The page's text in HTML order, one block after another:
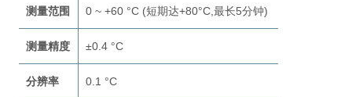
测量范围 0 ~ +60 °C (短期达+80°C,最长5分钟)
测量精度 ±0.4 °C
分辨率 0.1 °C